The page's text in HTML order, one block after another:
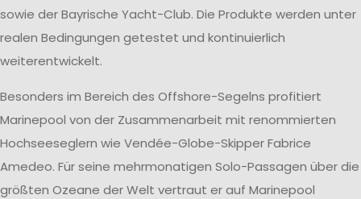
sowie der Bayrische Yacht-Club. Die Produkte werden unter
realen Bedingungen getestet und kontinuierlich
weiterentwickelt.
Besonders im Bereich des Offshore-Segelns profitiert
Marinepool von der Zusammenarbeit mit renommierten
Hochseeseglern wie Vendée-Globe-Skipper Fabrice
Amedeo. Für seine mehrmonatigen Solo-Passagen über die
größten Ozeane der Welt vertraut er auf Marinepool